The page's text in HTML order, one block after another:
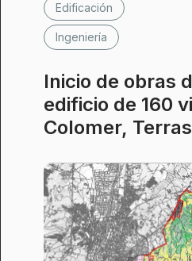
Edificación
Ingeniería
Inicio de obras
edificio de 160
Colomer,